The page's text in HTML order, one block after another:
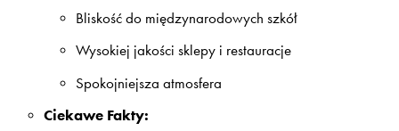
Bliskość do międzynarodowych szkół
Wysokiej jakości sklepy i restauracje
Spokojniejsza atmosfera
Ciekawe Fakty: